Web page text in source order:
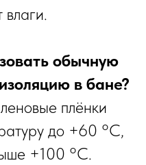
обычную
в бане?
плёнки
до +60 °C,
+100 °C.